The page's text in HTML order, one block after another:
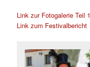
Link zur Fotogalerie Teil 1
Link zum Festivalbericht